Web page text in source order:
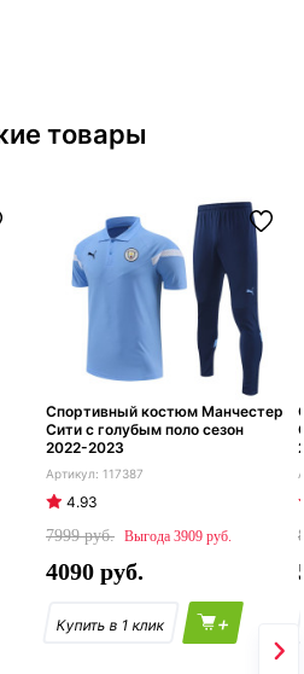
товары
Спортивный костюм Манчестер
Сити с голубым поло сезон
2022-2023
117387
4.93
7999
3909
4090
+